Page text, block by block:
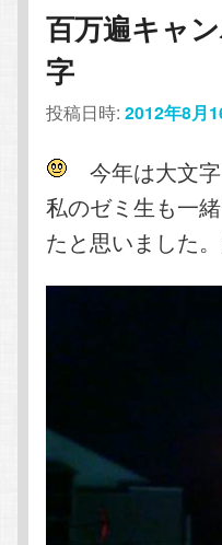
コ
ン
テ
へ
ン
テ
ン
移
百万遍キャ
字
投稿日時:2012年8月
今年は大文
私のゼミ生も一
たと思いました。